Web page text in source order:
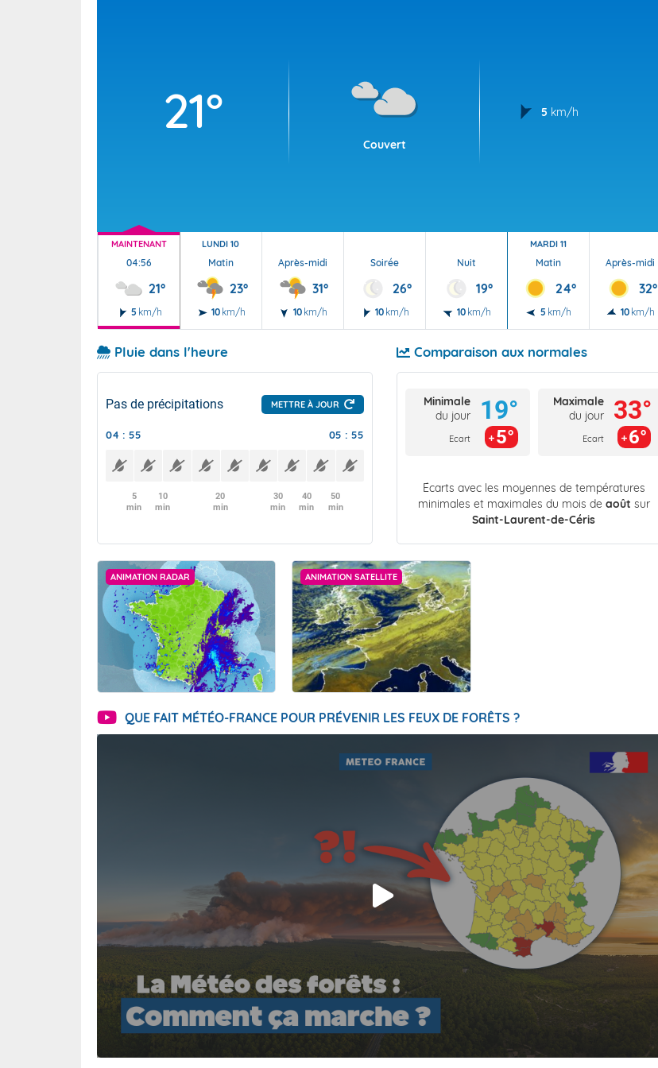
21°
Couvert
5 km/h
MAINTENANT
04:56
21°
5 km/h
LUNDI 10
Matin
23°
10 km/h
Après-midi
31°
10 km/h
Soirée
26°
10 km/h
Nuit
19°
10 km/h
MARDI 11
Matin
24°
5 km/h
Après-midi
32°
10 km/h
Pluie dans l'heure
Pas de précipitations METTRE À JOUR
04 : 55 05 : 55
5
min
10
min
20
min
30
min
40
min
50
min
Comparaison aux normales
Minimale
du jour
Ecart
19°
5°
Maximale
du jour
Ecart
33°
6°
Écarts avec les moyennes de températures
minimales et maximales du mois de août sur
Saint-Laurent-de-Céris
ANIMATION RADAR ANIMATION SATELLITE
QUE FAIT MÉTÉO-FRANCE POUR PRÉVENIR LES FEUX DE FORÊTS ?